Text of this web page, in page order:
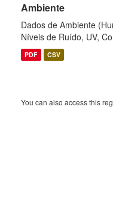
Ambiente
Dados de Ambiente
Níveis de Ruído, UV,
PDF CSV
You can also access this